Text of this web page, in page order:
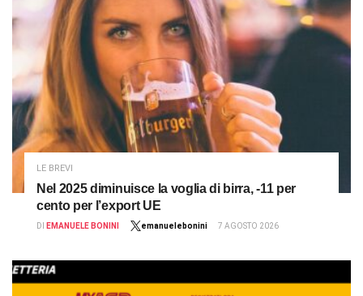
LE BREVI
Nel 2025 diminuisce la voglia di birra, -11 per
cento per l’export UE
DI EMANUELE BONINI emanuelebonini 7 AGOSTO 2026